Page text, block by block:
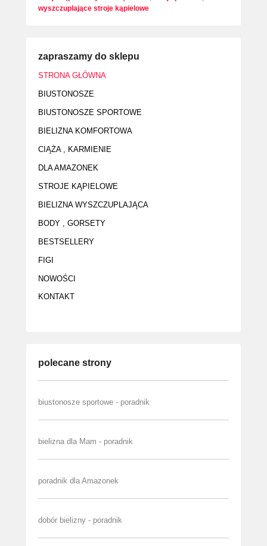
wyszczuplające stroje kąpielowe
zapraszamy do sklepu
STRONA GŁÓWNA
BIUSTONOSZE
BIUSTONOSZE SPORTOWE
BIELIZNA KOMFORTOWA
CIĄŻA , KARMIENIE
DLA AMAZONEK
STROJE KĄPIELOWE
BIELIZNA WYSZCZUPLAJĄCA
BODY , GORSETY
BESTSELLERY
FIGI
NOWOŚCI
KONTAKT
polecane strony
biustonosze sportowe - poradnik
bielizna dla Mam - poradnik
poradnik dla Amazonek
dobór bielizny - poradnik